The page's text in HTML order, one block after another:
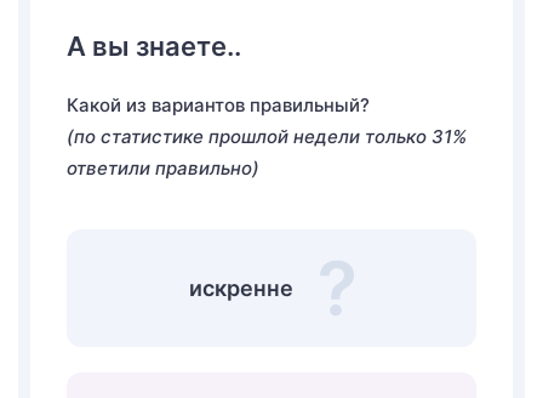
А вы знаете..
Какой из вариантов правильный?
(по статистике прошлой недели только 31%
ответили правильно)
искренне